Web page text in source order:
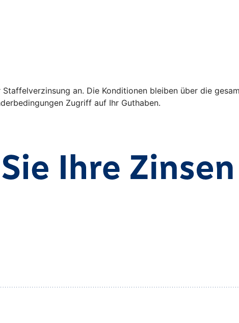
an. Die Konditionen bleiben über die
Zugriff auf Ihr Guthaben.